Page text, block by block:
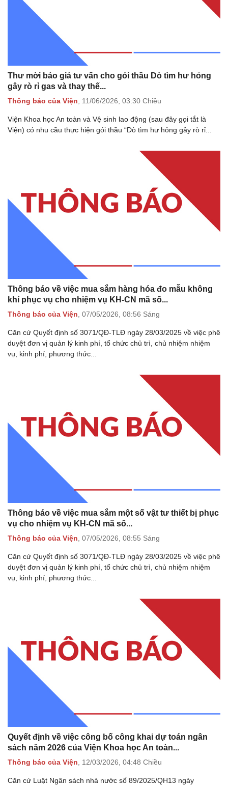
Thư mời báo giá tư vấn cho gói thầu Dò tìm hư hỏng
gây rò rỉ gas và thay thế...
Thông báo của Viện 11/06/2026, 03:30 Chiều
Viện Khoa học An toàn và Vệ sinh lao động (sau đây gọi tắt là
Viện) có nhu cầu thực hiện gói thầu “Dò tìm hư hỏng gây rò rỉ...
Thông báo về việc mua sắm hàng hóa đo mẫu không
khí phục vụ cho nhiệm vụ KH-CN mã số...
Thông báo của Viện 07/05/2026, 08:56 Sáng
Căn cứ Quyết định số 3071/QĐ-TLĐ ngày 28/03/2025 về việc phê
duyệt đơn vị quản lý kinh phí, tổ chức chủ trì, chủ nhiệm nhiệm
vụ, kinh phí, phương thức...
Thông báo về việc mua sắm một số vật tư thiết bị phục
vụ cho nhiệm vụ KH-CN mã số...
Thông báo của Viện 07/05/2026, 08:55 Sáng
Căn cứ Quyết định số 3071/QĐ-TLĐ ngày 28/03/2025 về việc phê
duyệt đơn vị quản lý kinh phí, tổ chức chủ trì, chủ nhiệm nhiệm
vụ, kinh phí, phương thức...
Quyết định về việc công bố công khai dự toán ngân
sách năm 2026 của Viện Khoa học An toàn...
Thông báo của Viện 12/03/2026, 04:48 Chiều
Căn cứ Luật Ngân sách nhà nước số 89/2025/QH13 ngày